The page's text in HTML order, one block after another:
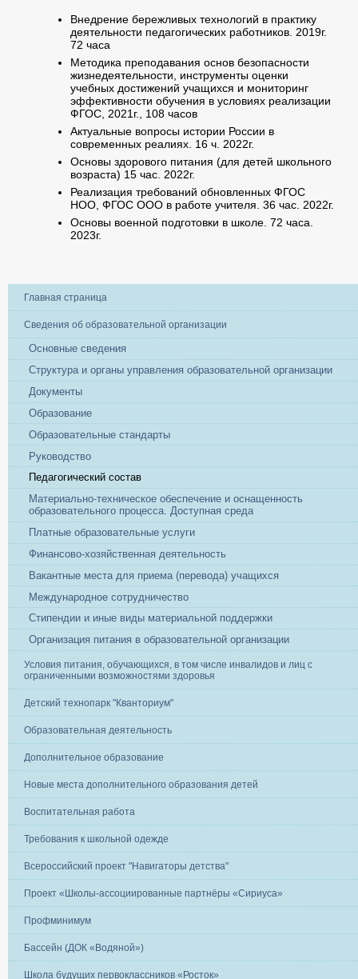
Внедрение бережливых технологий в практику
деятельности педагогических работников. 2019г.
72 часа
Методика преподавания основ безопасности
жизнедеятельности, инструменты оценки
учебных достижений учащихся и мониторинг
эффективности обучения в условиях реализации
ФГОС, 2021г., 108 часов
Актуальные вопросы истории России в
современных реалиях. 16 ч. 2022г.
Основы здорового питания (для детей школьного
возраста) 15 час. 2022г.
Реализация требований обновленных ФГОС
НОО, ФГОС ООО в работе учителя. 36 час. 2022г.
Основы военной подготовки в школе. 72 часа.
2023г.
Главная страница
Сведения об образовательной организации
Основные сведения
Структура и органы управления образовательной организации
Документы
Образование
Образовательные стандарты
Руководство
Педагогический состав
Материально-техническое обеспечение и оснащенность
образовательного процесса. Доступная среда
Платные образовательные услуги
Финансово-хозяйственная деятельность
Вакантные места для приема (перевода) учащихся
Международное сотрудничество
Стипендии и иные виды материальной поддержки
Организация питания в образовательной организации
Условия питания, обучающихся, в том числе инвалидов и лиц с
ограниченными возможностями здоровья
Детский технопарк "Кванториум"
Образовательная деятельность
Дополнительное образование
Новые места дополнительного образования детей
Воспитательная работа
Требования к школьной одежде
Всероссийский проект "Навигаторы детства"
Проект «Школы-ассоциированные партнёры «Сириуса»
Профминимум
Бассейн (ДОК «Водяной»)
Школа будущих первоклассников «Росток»